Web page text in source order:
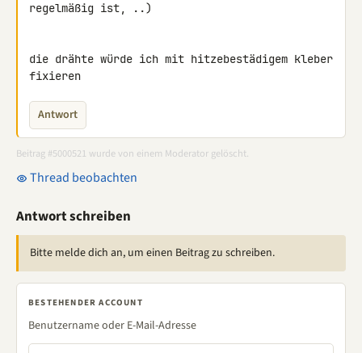
regelmäßig ist, ..)
die drähte würde ich mit hitzebestädigem kleber
fixieren
Antwort
Beitrag #5000521 wurde von einem Moderator gelöscht.
Thread beobachten
Antwort schreiben
Bitte melde dich an, um einen Beitrag zu schreiben.
BESTEHENDER ACCOUNT
Benutzername oder E-Mail-Adresse